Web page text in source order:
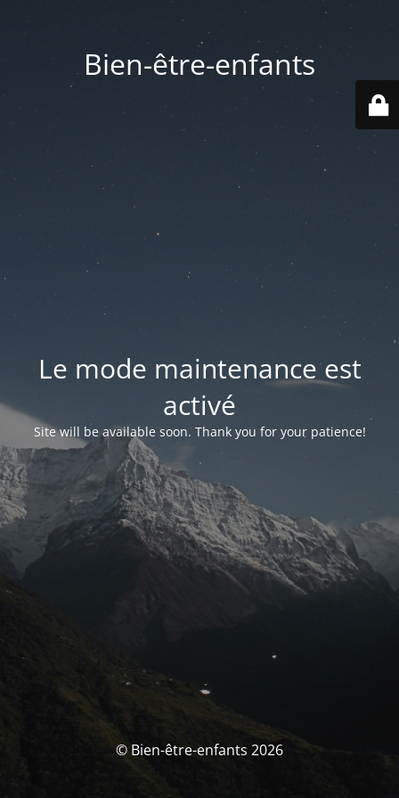
Bien-être-enfants
Le mode maintenance est
activé
Site will be available soon. Thank you for your patience!
© Bien-être-enfants 2026